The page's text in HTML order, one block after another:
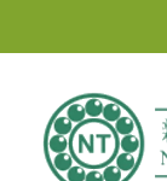
to